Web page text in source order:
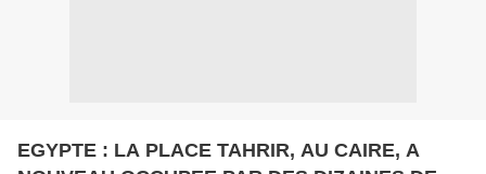
EGYPTE : LA PLACE TAHRIR, AU CAIRE, A